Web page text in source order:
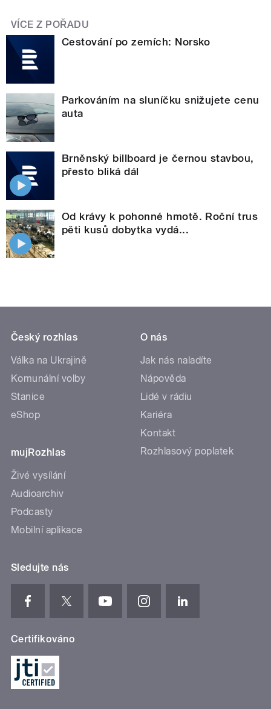
VÍCE Z POŘADU
Cestování po zemích: Norsko
Parkováním na sluníčku snižujete cenu
auta
Brněnský billboard je černou stavbou,
přesto bliká dál
Od krávy k pohonné hmotě. Roční trus
pěti kusů dobytka vydá...
Český rozhlas
Válka na Ukrajině
Komunální volby
Stanice
eShop
mujRozhlas
Živé vysílání
Audioarchiv
Podcasty
Mobilní aplikace
O nás
Jak nás naladíte
Nápověda
Lidé v rádiu
Kariéra
Kontakt
Rozhlasový poplatek
Sledujte nás
Certifikováno